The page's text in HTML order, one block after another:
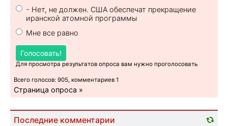
- Нет, не должен. США обеспечат прекращение
иранской атомной программы
Мне все равно
Голосовать!
Для просмотра результатов опроса вам нужно проголосовать
Всего голосов: 905, комментариев 1
Страница опроса »
Последние комментарии